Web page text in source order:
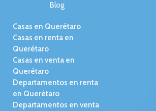
Blog
Casas en Querétaro
Casas en renta en
Querétaro
Casas en venta en
Querétaro
Departamentos en renta
en Querétaro
Departamentos en venta